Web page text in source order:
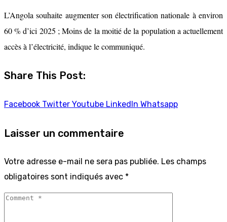
L’Angola souhaite augmenter son électrification nationale à environ
60 % d’ici 2025 ; Moins de la moitié de la population a actuellement
accès à l’électricité, indique le communiqué.
Share This Post:
Facebook Twitter Youtube LinkedIn Whatsapp
Laisser un commentaire
Votre adresse e-mail ne sera pas publiée. Les champs
obligatoires sont indiqués avec *